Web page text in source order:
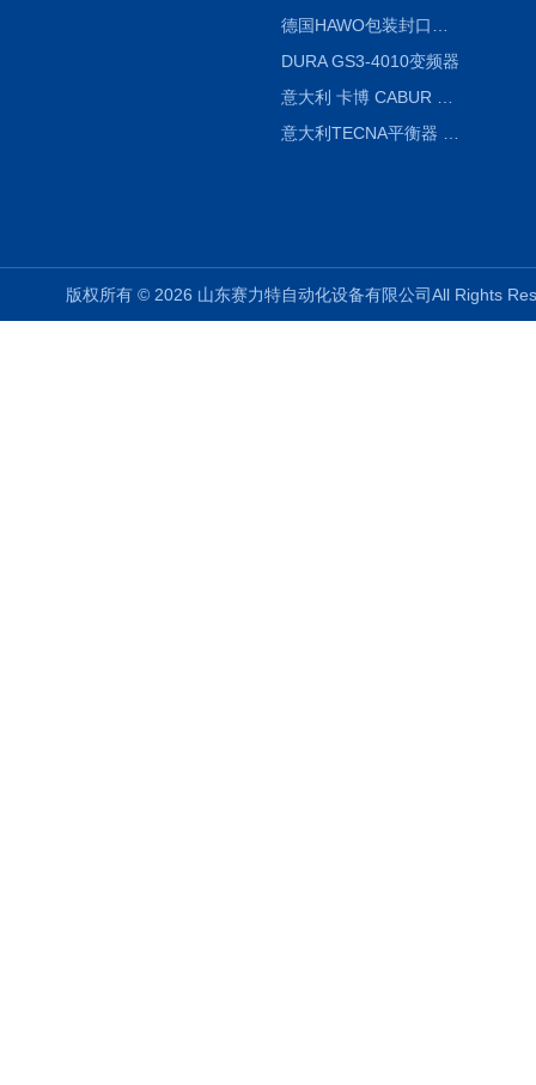
DURA GS3-4010变频器
版权所有 © 2026 山东赛力特自动化设备有限公司All Rights